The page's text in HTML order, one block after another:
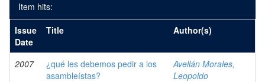
Item hits:
Issue
Date
Title Author(s)
2007
¿qué les debemos pedir a los
asambleístas?
Avellán Morales,
Leopoldo